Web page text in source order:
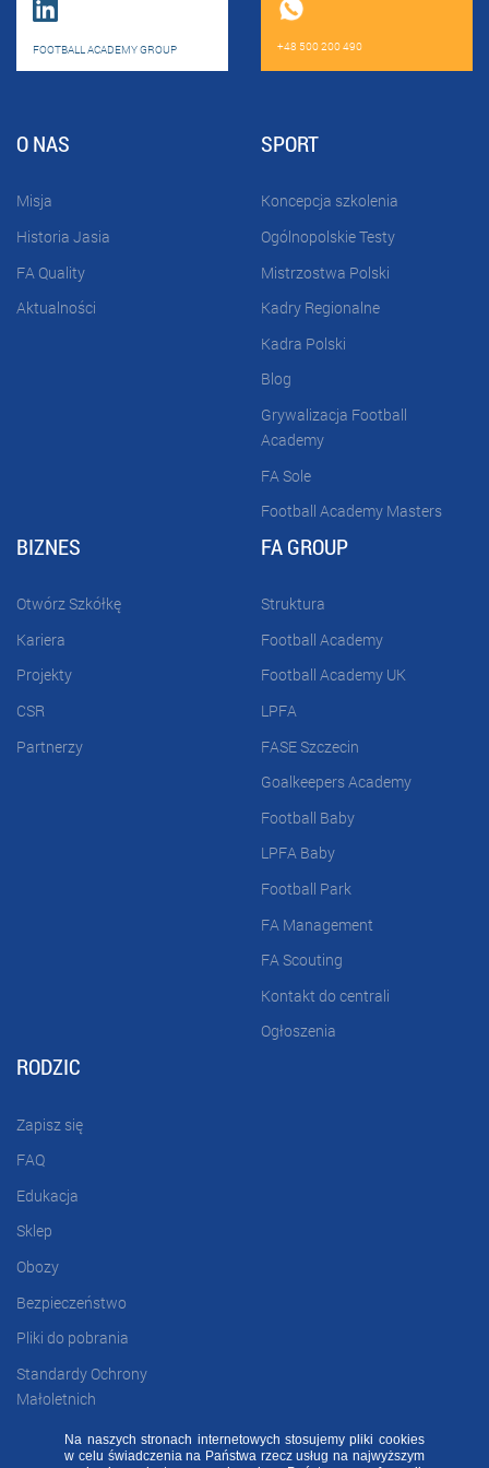
FOOTBALL ACADEMY GROUP +48 500 200 490
O NAS
Misja
Historia Jasia
FA Quality
Aktualności
SPORT
Koncepcja szkolenia
Ogólnopolskie Testy
Mistrzostwa Polski
Kadry Regionalne
Kadra Polski
Blog
Grywalizacja Football
Academy
FA Sole
Football Academy Masters
BIZNES
Otwórz Szkółkę
Kariera
Projekty
CSR
Partnerzy
FA GROUP
Struktura
Football Academy
Football Academy UK
LPFA
FASE Szczecin
Goalkeepers Academy
Football Baby
LPFA Baby
Football Park
FA Management
FA Scouting
Kontakt do centrali
Ogłoszenia
RODZIC
Zapisz się
FAQ
Edukacja
Sklep
Obozy
Bezpieczeństwo
Pliki do pobrania
Standardy Ochrony
Małoletnich
Na naszych stronach internetowych stosujemy pliki cookies
w celu świadczenia na Państwa rzecz usług na najwyższym